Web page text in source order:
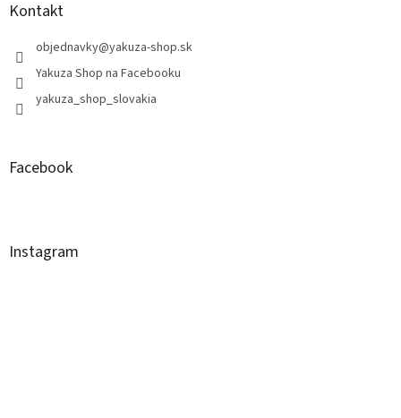
Kontakt
objednavky@yakuza-shop.sk
Yakuza Shop na Facebooku
yakuza_shop_slovakia
Facebook
Instagram